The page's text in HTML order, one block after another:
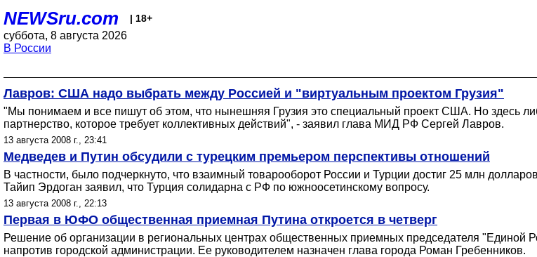
NEWSru.com | 18+
суббота, 8 августа 2026
В России
Лавров: США надо выбрать между Россией и "виртуальным проектом Грузия"
"Мы понимаем и все пишут об этом, что нынешняя Грузия это специальный проект США. Но здесь
партнерство, которое требует коллективных действий", - заявил глава МИД РФ Сергей Лавров.
13 августа 2008 г., 23:41
Медведев и Путин обсудили с турецким премьером перспективы отношений
В частности, было подчеркнуто, что взаимный товарооборот России и Турции достиг 25 млн
Тайип Эрдоган заявил, что Турция солидарна с РФ по южноосетинскому вопросу.
13 августа 2008 г., 22:13
Первая в ЮФО общественная приемная Путина откроется в четверг
Решение об организации в региональных центрах общественных приемных председателя "Единой
напротив городской администрации. Ее руководителем назначен глава города Роман Гребенников.